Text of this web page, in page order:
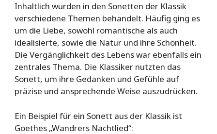
Inhaltlich wurden in den Sonetten der Klassik
verschiedene Themen behandelt. Häufig ging es
um die Liebe, sowohl romantische als auch
idealisierte, sowie die Natur und ihre Schönheit.
Die Vergänglichkeit des Lebens war ebenfalls ein
zentrales Thema. Die Klassiker nutzten das
Sonett, um ihre Gedanken und Gefühle auf
präzise und ansprechende Weise auszudrücken.
Ein Beispiel für ein Sonett aus der Klassik ist
Goethes „Wandrers Nachtlied“: